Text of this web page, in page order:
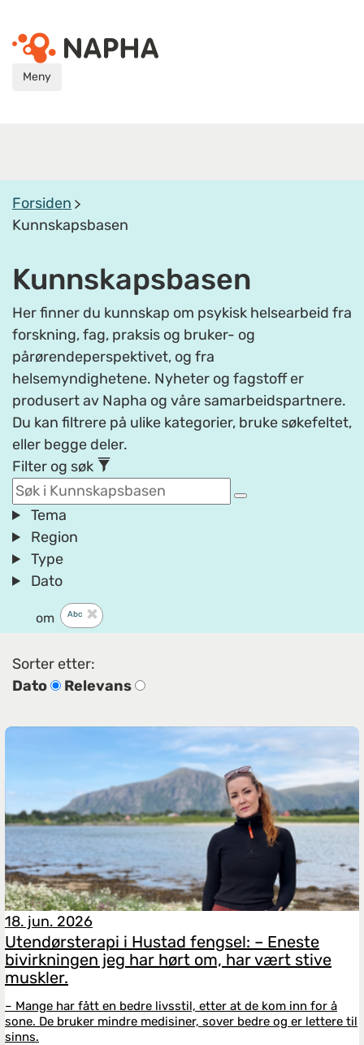
Meny
Forsiden
Kunnskapsbasen
Kunnskapsbasen
Her finner du kunnskap om psykisk helsearbeid fra
forskning, fag, praksis og bruker- og
pårørendeperspektivet, og fra
helsemyndighetene. Nyheter og fagstoff er
produsert av Napha og våre samarbeidspartnere.
Du kan filtrere på ulike kategorier, bruke søkefeltet,
eller begge deler.
Filter og søk
Tema
Region
Type
Dato
om Abc
Sorter etter:
Dato
Relevans
18. jun. 2026
Utendørsterapi i Hustad fengsel: – Eneste
bivirkningen jeg har hørt om, har vært stive
muskler.
– Mange har fått en bedre livsstil, etter at de kom inn for å
sone. De bruker mindre medisiner, sover bedre og er lettere til
sinns.